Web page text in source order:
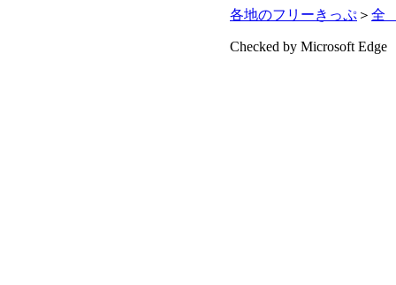
各地のフリーきっぷ ＞ 全
Checked by Microsoft Edge